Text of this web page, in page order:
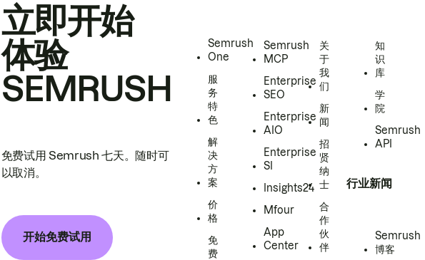
立即开始
体验
SEMRUSH
免费试用 Semrush 七天。随时可
以取消。
开始免费试用
Semrush
One
服
务
特
色
解
决
方
案
价
格
免
费
Semrush
MCP
Enterprise
SEO
Enterprise
AIO
Enterprise
SI
Insights24
Mfour
App
Center
关
于
我
们
新
闻
招
贤
纳
士
合
作
伙
伴
知
识
库
学
院
Semrush
API
行业新闻
Semrush
博客